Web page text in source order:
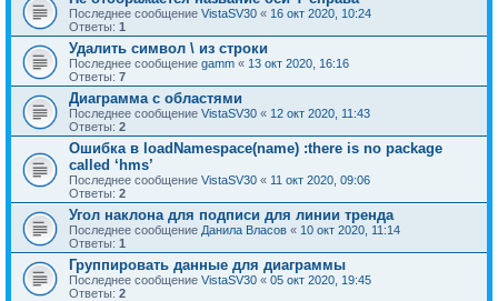
Последнее сообщение VistaSV30 « 16 окт 2020, 10:24
Ответы: 1
Удалить символ \ из строки
Последнее сообщение gamm « 13 окт 2020, 16:16
Ответы: 7
Диаграмма с областями
Последнее сообщение VistaSV30 « 12 окт 2020, 11:43
Ответы: 2
Ошибка в loadNamespace(name) :there is no package
called ‘hms’
Последнее сообщение VistaSV30 « 11 окт 2020, 09:06
Ответы: 2
Угол наклона для подписи для линии тренда
Последнее сообщение Данила Власов « 10 окт 2020, 11:14
Ответы: 1
Группировать данные для диаграммы
Последнее сообщение VistaSV30 « 05 окт 2020, 19:45
Ответы: 2